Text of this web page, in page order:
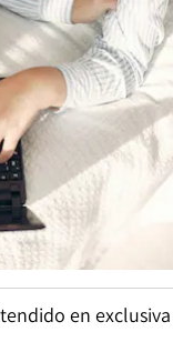
en exclusiva